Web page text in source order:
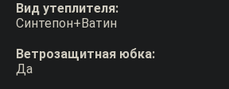
Вид утеплителя:
Синтепон+Ватин
Ветрозащитная юбка:
Да